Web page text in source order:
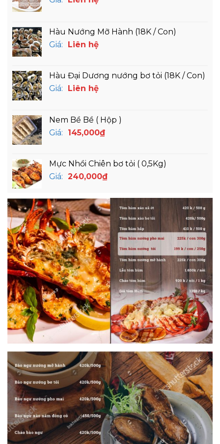
Hàu Nướng Mỡ Hành (18K / Con)
Giá:
Liên hệ
Hàu Đại Dương nướng bơ tỏi (18K / Con)
Giá:
Liên hệ
Nem Bề Bề ( Hộp )
Giá:
145,000₫
Mực Nhồi Chiên bơ tỏi ( 0,5Kg)
Giá: 240,000₫